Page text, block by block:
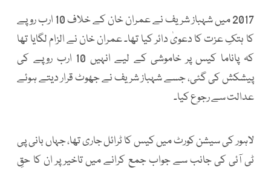
2017 میں شہباز شریف نے عمران خان کے خلاف 10 ارب روپے
کا ہتکِ عزت کا دعویٰ دائر کیا تھا۔ عمران خان نے الزام لگایا تھا
کہ پاناما کیس پر خاموشی کے لیے انہیں 10 ارب روپے کی
پیشکش کی گئی، جسے شہباز شریف نے جھوٹ قرار دیتے ہوئے
عدالت سے رجوع کیا۔
لاہور کی سیشن کورٹ میں کیس کا ٹرائل جاری تھا، جہاں بانی پی
ٹی آئی کی جانب سے جواب جمع کرانے میں تاخیر پر ان کا حقِ